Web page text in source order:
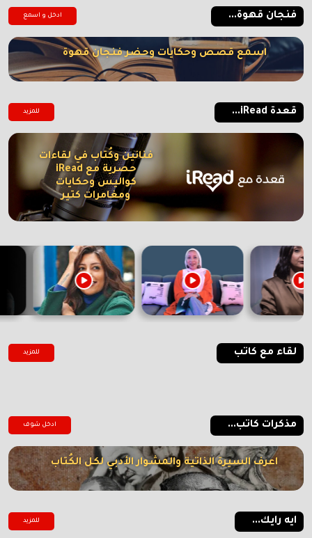
فنجان قهوة... ادخل و اسمع
اسمع قصص وحكايات وحضر فنجان قهوة
قعدة iRead... للمزيد
فنانين وكُتاب في لقاءات
حصرية مع iRead
كواليس وحكايات
ومغامرات كتير
لقاء مع كاتب للمزيد
مذكرات كاتب... ادخل شوف
اعرف السيرة الذاتية والمشوار الأدبي لكل الكُتاب
ايه رايك... للمزيد